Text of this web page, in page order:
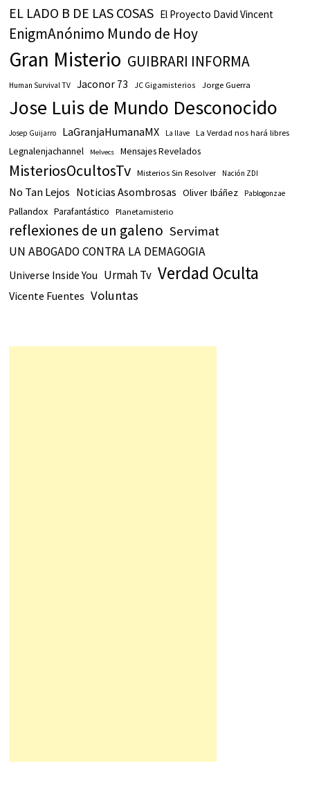
EL LADO B DE LAS COSAS El Proyecto David Vincent
EnigmAnónimo Mundo de Hoy
Gran Misterio GUIBRARI INFORMA
Human Survival TV Jaconor 73 JC Gigamisterios Jorge Guerra
Jose Luis de Mundo Desconocido
Josep Guijarro LaGranjaHumanaMX La llave La Verdad nos hará libres
Legnalenjachannel Melvecs Mensajes Revelados
MisteriosOcultosTv Misterios Sin Resolver Nación ZDI
No Tan Lejos Noticias Asombrosas Oliver Ibáñez Pablogonzae
Pallandox Parafantástico Planetamisterio
reflexiones de un galeno Servimat
UN ABOGADO CONTRA LA DEMAGOGIA
Universe Inside You Urmah Tv Verdad Oculta
Vicente Fuentes Voluntas